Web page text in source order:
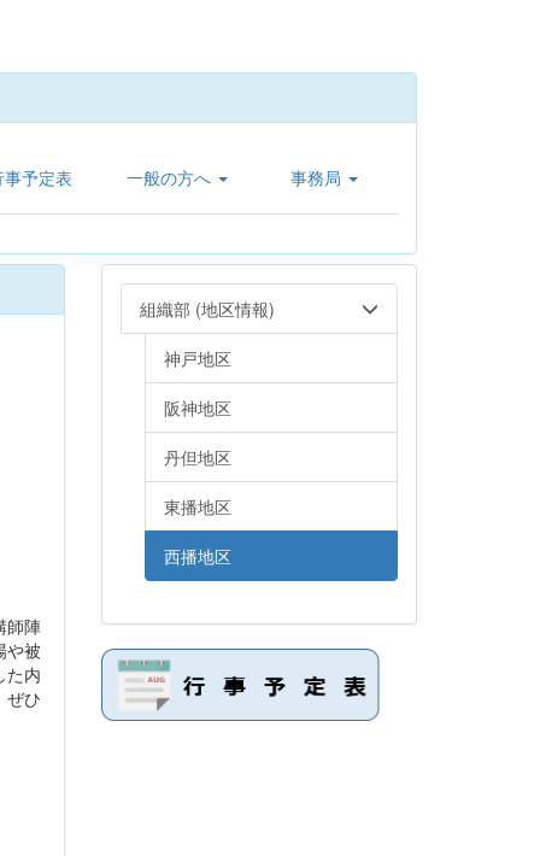
事予定表 一般の方へ 事務局
師陣
や被
た内
ぜひ
組織部 (地区情報)
神戸地区
阪神地区
丹但地区
東播地区
西播地区